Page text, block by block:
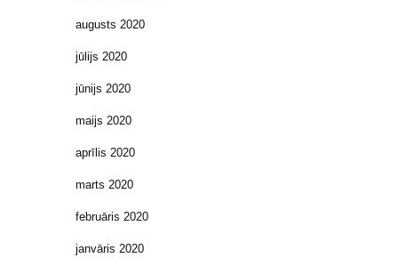
augusts 2020
jūlijs 2020
jūnijs 2020
maijs 2020
aprīlis 2020
marts 2020
februāris 2020
janvāris 2020